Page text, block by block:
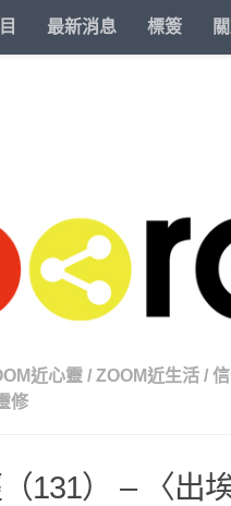
最新消息 標簽
近心靈 / ZOOM近生活 /
修
131） – 〈出